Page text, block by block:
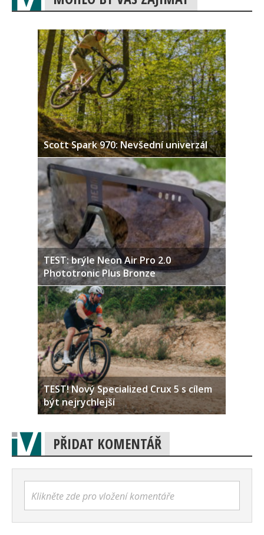
Scott Spark 970: Nevšední univerzál
TEST: brýle Neon Air Pro 2.0
Phototronic Plus Bronze
TEST! Nový Specialized Crux 5 s cílem
být nejrychlejší
PŘIDAT KOMENTÁŘ
Klikněte zde pro vložení komentáře